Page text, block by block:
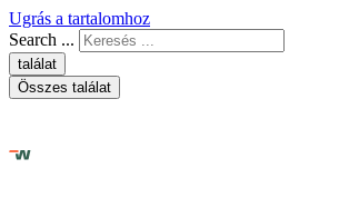
Ugrás a tartalomhoz
Search ...
találat
Összes találat